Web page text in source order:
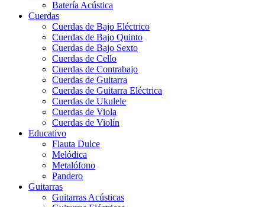
Batería Acústica
Cuerdas
Cuerdas de Bajo Eléctrico
Cuerdas de Bajo Quinto
Cuerdas de Bajo Sexto
Cuerdas de Cello
Cuerdas de Contrabajo
Cuerdas de Guitarra
Cuerdas de Guitarra Eléctrica
Cuerdas de Ukulele
Cuerdas de Viola
Cuerdas de Violín
Educativo
Flauta Dulce
Melódica
Metalófono
Pandero
Guitarras
Guitarras Acústicas